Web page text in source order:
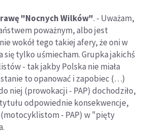
"Nocnych Wilków". - Uważam,
poważnym, albo jest
wokół tego takiej afery, że oni w
się tylko uśmiecham. Grupka jakichś
- tak jakby Polska nie miała
to opanować i zapobiec (…)
niej (prowokacji - PAP) dochodziło,
odpowiednie konsekwencje,
- PAP) w "pięty